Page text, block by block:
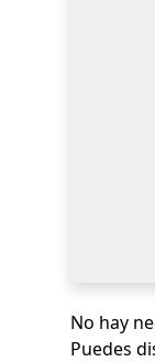
No hay
Puedes